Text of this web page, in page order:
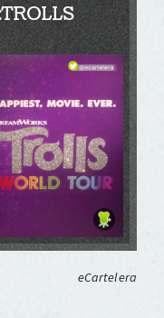
eCartelera